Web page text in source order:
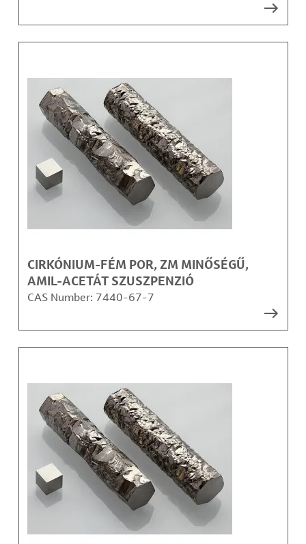
CIRKÓNIUM-FÉM POR, ZM MINŐSÉGŰ,
AMIL-ACETÁT SZUSZPENZIÓ
CAS Number: 7440-67-7